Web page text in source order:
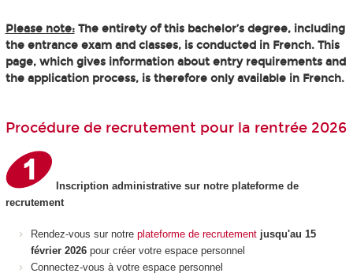
Please note:The entirety of this bachelor’s degree, including
the entrance exam and classes, is conducted in French. This
page, which gives information about entry requirements and
the application process, is therefore only available in French.
Procédure de recrutement pour la rentrée 2026
Inscription administrative sur notre plateforme de
recrutement
Rendez-vous sur notre plateforme de recrutement jusqu'au 15
février 2026 pour créer votre espace personnel
Connectez-vous à votre espace personnel